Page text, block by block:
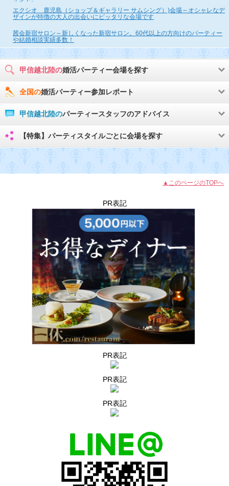
エクシオ 鹿児島（ショップ＆ギャラリー サムシング）)会場～オシャレなデ
ザインが特徴の大人の出会いにピッタリな会場です
茜会新宿サロン～新しくなった新宿サロン。60代以上の方向けのパーティー
や結婚相談実績多数！
甲信越北陸の婚活パーティー会場を探す
全国の婚活パーティー参加レポート
甲信越北陸のパーティースタッフのアドバイス
【特集】パーティスタイルごとに会場を探す
▲このページのTOPへ
PR表記
PR表記
PR表記
PR表記